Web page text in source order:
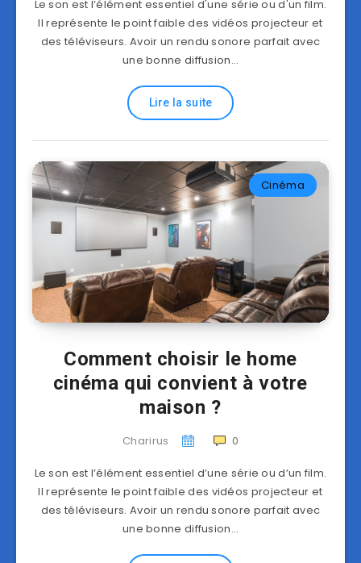
Le son est l’élément essentiel d'une série ou d'un film.
Il représente le point faible des vidéos projecteur et
des téléviseurs. Avoir un rendu sonore parfait avec
une bonne diffusion…
Lire la suite
Cinéma
Comment choisir le home
cinéma qui convient à votre
maison ?
Charirus 0
Le son est l’élément essentiel d’une série ou d’un film.
Il représente le point faible des vidéos projecteur et
des téléviseurs. Avoir un rendu sonore parfait avec
une bonne diffusion…